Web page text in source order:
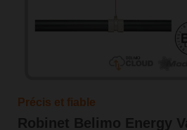
Précis et fiable
Robinet Belimo Energy